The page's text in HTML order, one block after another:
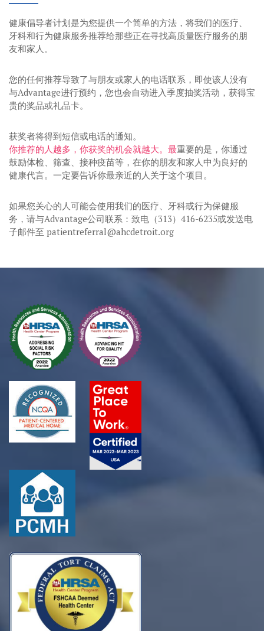
健康倡导者计划是为您提供一个简单的方法，将我们的医疗、
牙科和行为健康服务推荐给那些正在寻找高质量医疗服务的朋
友和家人。
您的任何推荐导致了与朋友或家人的电话联系，即使该人没有
与Advantage进行预约，您也会自动进入季度抽奖活动，获得宝
贵的奖品或礼品卡。
获奖者将得到短信或电话的通知。
你推荐的人越多，你获奖的机会就越大。最重要的是，你通过
鼓励体检、筛查、接种疫苗等，在你的朋友和家人中为良好的
健康代言。一定要告诉你最亲近的人关于这个项目。
如果您关心的人可能会使用我们的医疗、牙科或行为保健服
务，请与Advantage公司联系：致电（313）416-6235或发送电
子邮件至 patientreferral@ahcdetroit.org